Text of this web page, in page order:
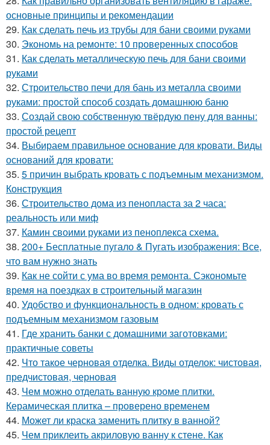
основные принципы и рекомендации
29. Как сделать печь из трубы для бани своими руками
30. Экономь на ремонте: 10 проверенных способов
31. Как сделать металлическую печь для бани своими
руками
32. Строительство печи для бань из металла своими
руками: простой способ создать домашнюю баню
33. Создай свою собственную твёрдую пену для ванны:
простой рецепт
34. Выбираем правильное основание для кровати. Виды
оснований для кровати:
35. 5 причин выбрать кровать с подъемным механизмом.
Конструкция
36. Строительство дома из пенопласта за 2 часа:
реальность или миф
37. Камин своими руками из пеноплекса схема.
38. 200+ Бесплатные пугало & Пугать изображения: Все,
что вам нужно знать
39. Как не сойти с ума во время ремонта. Сэкономьте
время на поездках в строительный магазин
40. Удобство и функциональность в одном: кровать с
подъемным механизмом газовым
41. Где хранить банки с домашними заготовками:
практичные советы
42. Что такое черновая отделка. Виды отделок: чистовая,
предчистовая, черновая
43. Чем можно отделать ванную кроме плитки.
Керамическая плитка – проверено временем
44. Может ли краска заменить плитку в ванной?
45. Чем приклеить акриловую ванну к стене. Как